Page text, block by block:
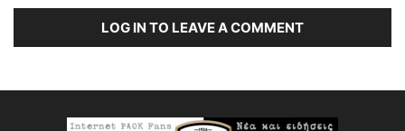
LOG IN TO LEAVE A COMMENT